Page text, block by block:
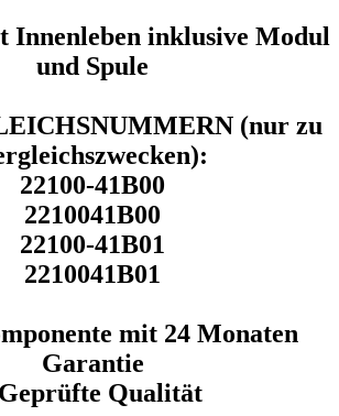
Innenleben inklusive Modul
und Spule
(nur zu
22100-41B00
2210041B00
22100-41B01
2210041B01
mit 24 Monaten
Garantie
Qualität